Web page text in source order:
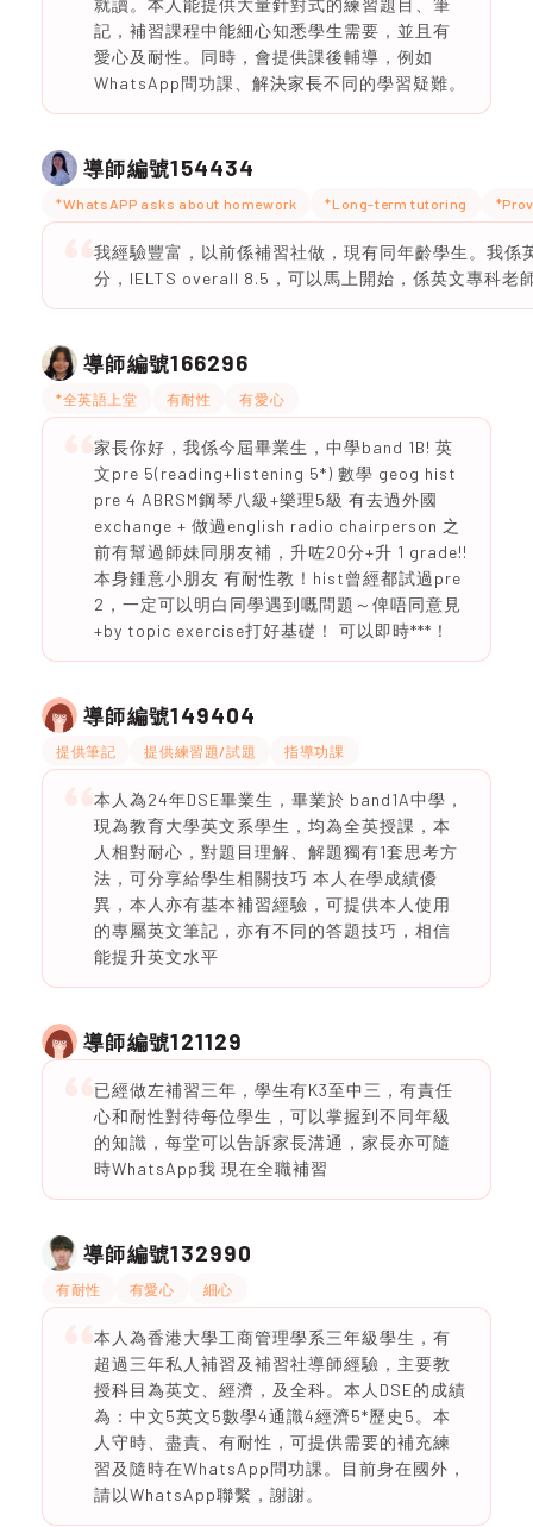
就讀。本人能提供大量針對式的練習題目、筆
記，補習課程中能細心知悉學生需要，並且有
愛心及耐性。同時，會提供課後輔導，例如
WhatsApp問功課、解決家長不同的學習疑難。
導師編號154434
*WhatsAPP asks about homework *Long-term tutoring
我經驗豐富，以前係補習社做，現有同年齡學生。我係
分，IELTS overall 8.5，可以馬上開始，係英文專科老
導師編號166296
*全英語上堂 有耐性 有愛心
家長你好，我係今屆畢業生，中學band 1B! 英
文pre 5(reading+listening 5*) 數學 geog hist
pre 4 ABRSM鋼琴八級+樂理5級 有去過外國
exchange + 做過english radio chairperson 之
前有幫過師妹同朋友補，升咗20分+升 1 grade!!
本身鍾意小朋友 有耐性教！hist曾經都試過pre
2，一定可以明白同學遇到嘅問題～俾唔同意見
+by topic exercise打好基礎！ 可以即時***！
導師編號149404
提供筆記 提供練習題/試題 指導功課
本人為24年DSE畢業生，畢業於 band1A中學，
現為教育大學英文系學生，均為全英授課，本
人相對耐心，對題目理解、解題獨有1套思考方
法，可分享給學生相關技巧 本人在學成績優
異，本人亦有基本補習經驗，可提供本人使用
的專屬英文筆記，亦有不同的答題技巧，相信
能提升英文水平
導師編號121129
已經做左補習三年，學生有K3至中三，有責任
心和耐性對待每位學生，可以掌握到不同年級
的知識，每堂可以告訴家長溝通，家長亦可隨
時WhatsApp我 現在全職補習
導師編號132990
有耐性 有愛心 細心
本人為香港大學工商管理學系三年級學生，有
超過三年私人補習及補習社導師經驗，主要教
授科目為英文、經濟，及全科。本人DSE的成績
為：中文5英文5數學4通識4經濟5*歷史5。本
人守時、盡責、有耐性，可提供需要的補充練
習及隨時在WhatsApp問功課。目前身在國外，
請以WhatsApp聯繫，謝謝。